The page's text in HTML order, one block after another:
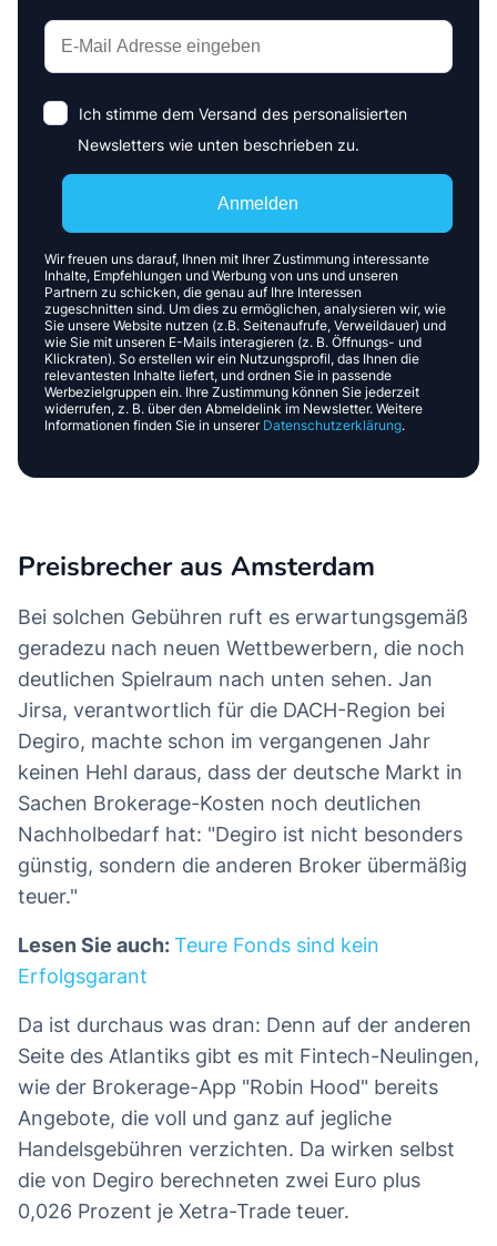
Anmelden
Ich stimme dem Versand des personalisierten
Newsletters wie unten beschrieben zu.
Wir freuen uns darauf, Ihnen mit Ihrer Zustimmung interessante
Inhalte, Empfehlungen und Werbung von uns und unseren
Partnern zu schicken, die genau auf Ihre Interessen
zugeschnitten sind. Um dies zu ermöglichen, analysieren wir, wie
Sie unsere Website nutzen (z.B. Seitenaufrufe, Verweildauer) und
wie Sie mit unseren E-Mails interagieren (z. B. Öffnungs- und
Klickraten). So erstellen wir ein Nutzungsprofil, das Ihnen die
relevantesten Inhalte liefert, und ordnen Sie in passende
Werbezielgruppen ein. Ihre Zustimmung können Sie jederzeit
widerrufen, z. B. über den Abmeldelink im Newsletter. Weitere
Informationen finden Sie in unserer Datenschutzerklärung.
Preisbrecher aus Amsterdam
Bei solchen Gebühren ruft es erwartungsgemäß
geradezu nach neuen Wettbewerbern, die noch
deutlichen Spielraum nach unten sehen. Jan
Jirsa, verantwortlich für die DACH-Region bei
Degiro, machte schon im vergangenen Jahr
keinen Hehl daraus, dass der deutsche Markt in
Sachen Brokerage-Kosten noch deutlichen
Nachholbedarf hat: "Degiro ist nicht besonders
günstig, sondern die anderen Broker übermäßig
teuer."
Lesen Sie auch:Teure Fonds sind kein
Erfolgsgarant
Da ist durchaus was dran: Denn auf der anderen
Seite des Atlantiks gibt es mit Fintech-Neulingen,
wie der Brokerage-App "Robin Hood" bereits
Angebote, die voll und ganz auf jegliche
Handelsgebühren verzichten. Da wirken selbst
die von Degiro berechneten zwei Euro plus
0,026 Prozent je Xetra-Trade teuer.